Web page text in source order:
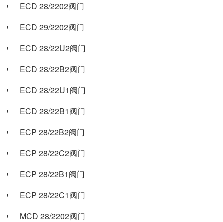
ECD 28/2202阀门
ECD 29/2202阀门
ECD 28/22U2阀门
ECD 28/22B2阀门
ECD 28/22U1阀门
ECD 28/22B1阀门
ECP 28/22B2阀门
ECP 28/22C2阀门
ECP 28/22B1阀门
ECP 28/22C1阀门
MCD 28/2202阀门